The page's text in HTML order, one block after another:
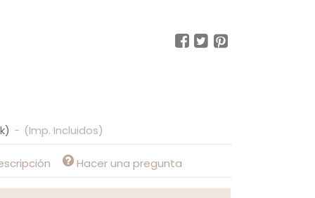
- (Imp. Incluidos)
Hacer una pregunta